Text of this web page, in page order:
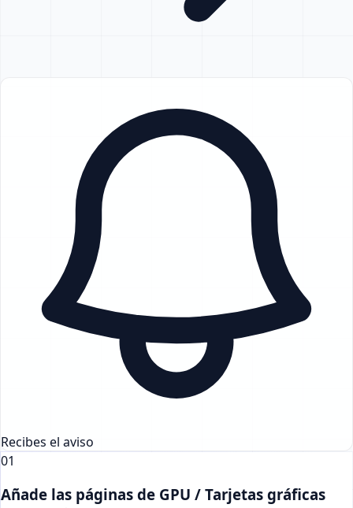
Recibes el aviso
01
Añade las páginas de GPU / Tarjetas gráficas